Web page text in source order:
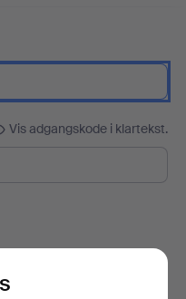
Vis adgangskode i klartekst.